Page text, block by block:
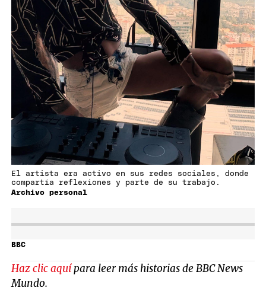
Archivo personal
El artista era activo en sus redes sociales, donde
compartía reflexiones y parte de su trabajo.
BBC
Haz clic aquípara leer más historias de BBC News
Mundo.